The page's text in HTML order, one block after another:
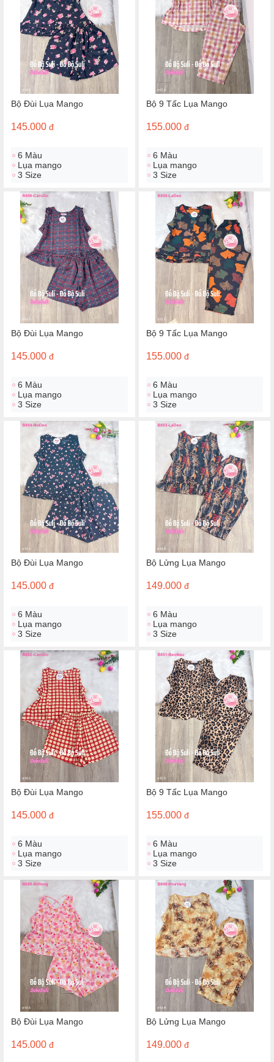
Bộ Đùi Lụa Mango
145.000 đ
6 Màu
Lụa mango
3 Size
Bộ 9 Tấc Lụa Mango
155.000 đ
6 Màu
Lụa mango
3 Size
Bộ Đùi Lụa Mango
145.000 đ
6 Màu
Lụa mango
3 Size
Bộ 9 Tấc Lụa Mango
155.000 đ
6 Màu
Lụa mango
3 Size
Bộ Đùi Lụa Mango
145.000 đ
6 Màu
Lụa mango
3 Size
Bộ Lửng Lụa Mango
149.000 đ
6 Màu
Lụa mango
3 Size
Bộ Đùi Lụa Mango
145.000 đ
6 Màu
Lụa mango
3 Size
Bộ 9 Tấc Lụa Mango
155.000 đ
6 Màu
Lụa mango
3 Size
Bộ Đùi Lụa Mango
145.000 đ
Bộ Lửng Lụa Mango
149.000 đ